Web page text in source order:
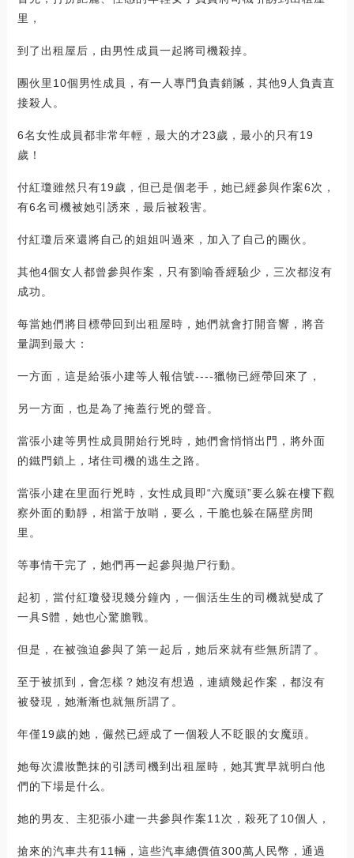
里，
到了出租屋后，由男性成員一起將司機殺掉。
團伙里10個男性成員，有一人專門負責銷贓，其他9人負責直
接殺人。
6名女性成員都非常年輕，最大的才23歲，最小的只有19
歲！
付紅瓊雖然只有19歲，但已是個老手，她已經參與作案6次，
有6名司機被她引誘來，最后被殺害。
付紅瓊后來還將自己的姐姐叫過來，加入了自己的團伙。
其他4個女人都曾參與作案，只有劉喻香經驗少，三次都沒有
成功。
每當她們將目標帶回到出租屋時，她們就會打開音響，將音
量調到最大：
一方面，這是給張小建等人報信號----獵物已經帶回來了，
另一方面，也是為了掩蓋行兇的聲音。
當張小建等男性成員開始行兇時，她們會悄悄出門，將外面
的鐵門鎖上，堵住司機的逃生之路。
當張小建在里面行兇時，女性成員即“六魔頭”要么躲在樓下觀
察外面的動靜，相當于放哨，要么，干脆也躲在隔壁房間
里。
等事情干完了，她們再一起參與拋尸行動。
起初，當付紅瓊發現幾分鐘內，一個活生生的司機就變成了
一具S體，她也心驚膽戰。
但是，在被強迫參與了第一起后，她后來就有些無所謂了。
至于被抓到，會怎樣？她沒有想過，連續幾起作案，都沒有
被發現，她漸漸也就無所謂了。
年僅19歲的她，儼然已經成了一個殺人不眨眼的女魔頭。
她每次濃妝艷抹的引誘司機到出租屋時，她其實早就明白他
們的下場是什么。
她的男友、主犯張小建一共參與作案11次，殺死了10個人，
搶來的汽車共有11輛，這些汽車總價值300萬人民幣，通過